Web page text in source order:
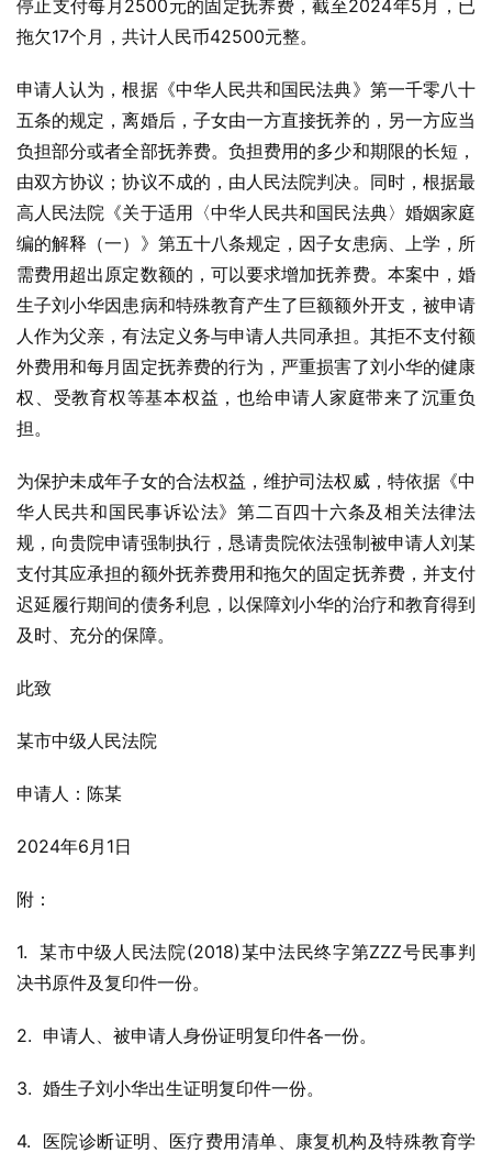
停止支付每月2500元的固定抚养费，截至2024年5月，已
拖欠17个月，共计人民币42500元整。
申请人认为，根据《中华人民共和国民法典》第一千零八十
五条的规定，离婚后，子女由一方直接抚养的，另一方应当
负担部分或者全部抚养费。负担费用的多少和期限的长短，
由双方协议；协议不成的，由人民法院判决。同时，根据最
高人民法院《关于适用〈中华人民共和国民法典〉婚姻家庭
编的解释（一）》第五十八条规定，因子女患病、上学，所
需费用超出原定数额的，可以要求增加抚养费。本案中，婚
生子刘小华因患病和特殊教育产生了巨额额外开支，被申请
人作为父亲，有法定义务与申请人共同承担。其拒不支付额
外费用和每月固定抚养费的行为，严重损害了刘小华的健康
权、受教育权等基本权益，也给申请人家庭带来了沉重负
担。
为保护未成年子女的合法权益，维护司法权威，特依据《中
华人民共和国民事诉讼法》第二百四十六条及相关法律法
规，向贵院申请强制执行，恳请贵院依法强制被申请人刘某
支付其应承担的额外抚养费用和拖欠的固定抚养费，并支付
迟延履行期间的债务利息，以保障刘小华的治疗和教育得到
及时、充分的保障。
此致
某市中级人民法院
申请人：陈某
2024年6月1日
附：
1.  某市中级人民法院(2018)某中法民终字第ZZZ号民事判
决书原件及复印件一份。
2.  申请人、被申请人身份证明复印件各一份。
3.  婚生子刘小华出生证明复印件一份。
4.  医院诊断证明、医疗费用清单、康复机构及特殊教育学